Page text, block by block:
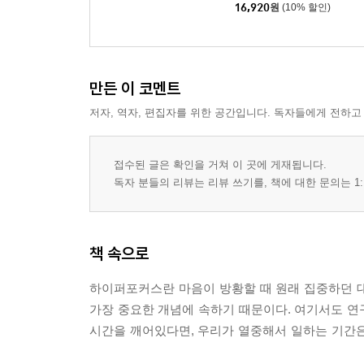
16,920원 (10% 할인)
만든 이 코멘트
저자, 역자, 편집자를 위한 공간입니다. 독자들에게 전하
접수된 글은 확인을 거쳐 이 곳에 게재됩니다.
독자 분들의 리뷰는 리뷰 쓰기를, 책에 대한 문의는
책 속으로
하이퍼포커스란 마음이 방황할 때 원래 집중하던
가장 중요한 개념에 속하기 때문이다. 여기서도
시간을 깨어있다면, 우리가 열중해서 일하는 기